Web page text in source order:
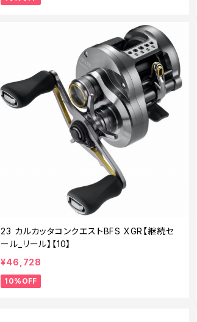
23 カルカッタコンクエストBFS XGR【継続セ
ール_リール】【10】
¥46,728
10%OFF